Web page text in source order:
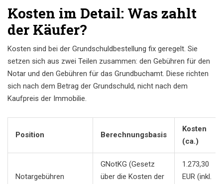
Kosten im Detail: Was zahlt
der Käufer?
Kosten sind bei der Grundschuldbestellung fix geregelt. Sie
setzen sich aus zwei Teilen zusammen: den Gebühren für den
Notar und den Gebühren für das Grundbuchamt. Diese richten
sich nach dem Betrag der Grundschuld, nicht nach dem
Kaufpreis der Immobilie.
Position Berechnungsbasis
Kosten
(ca.)
Notargebühren
GNotKG (Gesetz
über die Kosten der
1.273,30
EUR (inkl.